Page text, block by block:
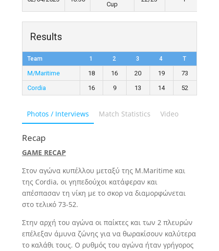
Cup
Results
Team 1 2 3 4 T
M/Maritime 18 16 20 19
73
Cordia
16 9 13 14 52
Photos / Interviews Match Statistics Video
Recap
GAME RECAP
Στον αγώνα κυπέλλου μεταξύ της M.Maritime και
της Cordia, οι γηπεδούχοι κατάφεραν και
απέσπασαν τη νίκη με το σκορ να διαμορφώνεται
στο τελικό 73-52.
Στην αρχή του αγώνα οι παίκτες και των 2 πλευρών
επέλεξαν άμυνα ζώνης για να θωρακίσουν καλύτερα
το καλάθι τους. Ο ρυθμός του αγώνα ήταν γρήγορος